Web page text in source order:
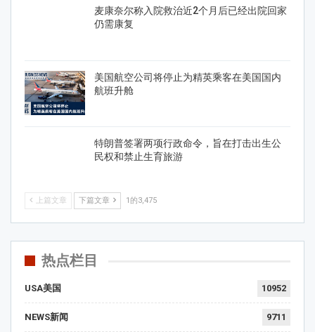
麦康奈尔称入院救治近2个月后已经出院回家
仍需康复
美国航空公司将停止为精英乘客在美国国内
航班升舱
特朗普签署两项行政命令，旨在打击出生公
民权和禁止生育旅游
上篇文章 下篇文章 1的3,475
热点栏目
USA美国 10952
NEWS新闻 9711